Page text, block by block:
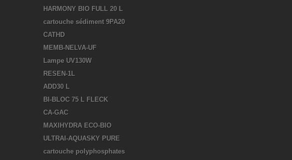
HARMONY BIO FULL 20 L
cartouche sédiment 9PA20
CATHD
MEMB-NELVA-UF
Lampe UV130W
RESEN-1L
ADD30 L
BI-BLOC 75 L FLECK
CA-GAC
MAXIHYDRA ECO-BIO
ULTRAI-AQUASKY PURE
cartouche polyphosphates